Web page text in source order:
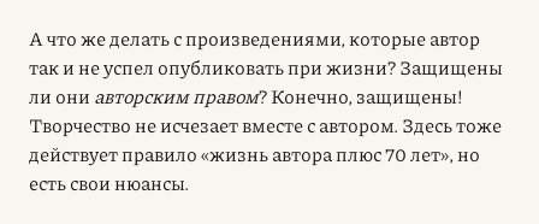
А что же делать с произведениями, которые автор
так и не успел опубликовать при жизни? Защищены
ли они авторским правом? Конечно, защищены!
Творчество не исчезает вместе с автором. Здесь тоже
действует правило «жизнь автора плюс 70 лет», но
есть свои нюансы.